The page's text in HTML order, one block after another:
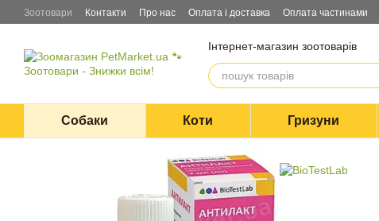
Перейти до основного контенту
Зоотовари Контакти Про нас Оплата і доставка Оплата частинами
Інтернет-магазин зоотоварів
Собаки Коти Гризуни